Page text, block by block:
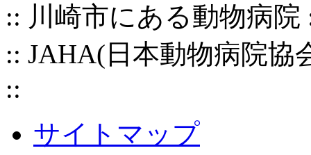
:: 川崎市にある動物病
:: JAHA(日本動物病院協
::
サイトマップ